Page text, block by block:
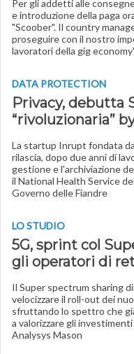
Per gli addetti alle
e introduzione della paga
"Scoober". Il country
proseguire con il nostro
lavoratori della gig
DATA PROTECTION
Privacy, debutta
“rivoluzionaria”
La startup Inrupt fondata
rilascia, dopo due anni di
gestione e l'archiviazione
il National Health Service
Governo delle Fiandre
LO STUDIO
5G, sprint col
gli operatori di
Il Super spectrum sharing
velocizzare il roll-out dei
sfruttando lo spettro che
a valorizzare gli
Analysys Mason